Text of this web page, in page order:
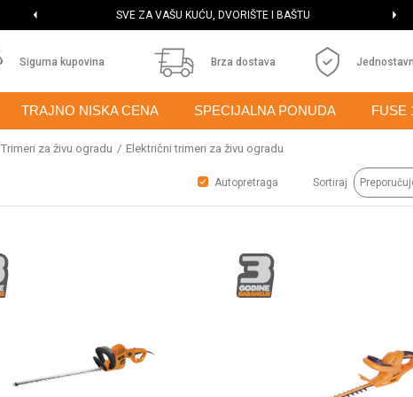
SVE ZA VAŠU KUĆU, DVORIŠTE I BAŠTU
Sigurna kupovina Brza dostava
TRAJNO NISKA CENA SPECIJALNA PONUDA FUSE
Trimeri za živu ogradu Električni trimeri za živu ogradu
Autopretraga Sortiraj